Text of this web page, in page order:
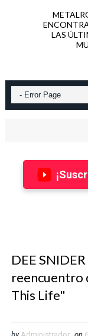
LAS
DEE
reencuentro
This Life"